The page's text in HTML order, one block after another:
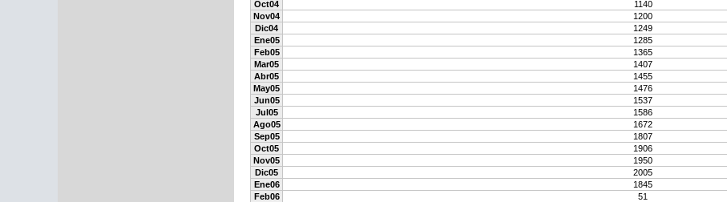
Oct04
1140
Nov04
1200
Dic04
1249
Ene05
1285
Feb05
1365
Mar05
1407
Abr05
1455
May05
1476
Jun05
1537
Jul05
1586
Ago05
1672
Sep05
1807
Oct05
1906
Nov05
1950
Dic05
2005
Ene06
1845
Feb06
51